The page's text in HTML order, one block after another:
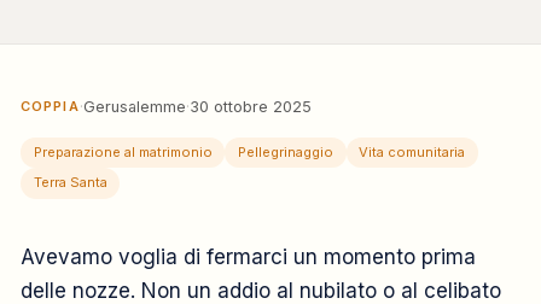
COPPIA·Gerusalemme·30 ottobre 2025
Preparazione al matrimonio Pellegrinaggio
Vita comunitaria
Terra Santa
Avevamo voglia di fermarci un momento prima
delle nozze. Non un addio al nubilato o al celibato